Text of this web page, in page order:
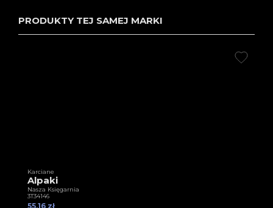
PRODUKTY TEJ SAMEJ MARKI
Karciane
Alpaki
Nasza Księgarnia
3T34146
55,16 zł